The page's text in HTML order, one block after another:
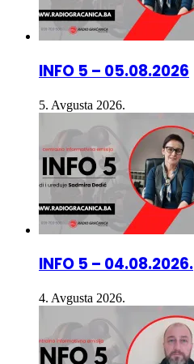
INFO 5 – 05.08.2026
5. Avgusta 2026.
INFO 5 – 04.08.2026.
4. Avgusta 2026.